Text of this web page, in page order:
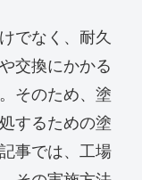
でなく、耐久
交換にかかる
そのため、塗
するための塗
事では、工場